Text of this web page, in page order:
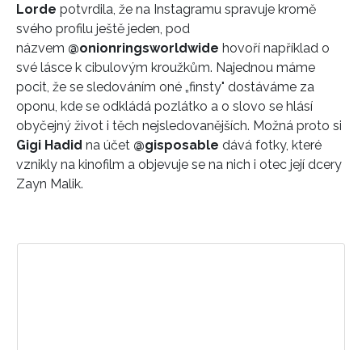
Lorde potvrdila, že na Instagramu spravuje kromě
svého profilu ještě jeden, pod
názvem @onionringsworldwide hovoří například o
své lásce k cibulovým kroužkům. Najednou máme
pocit, že se sledováním oné „finsty" dostáváme za
oponu, kde se odkládá pozlátko a o slovo se hlásí
obyčejný život i těch nejsledovanějších. Možná proto si
Gigi Hadid na účet @gisposable dává fotky, které
vznikly na kinofilm a objevuje se na nich i otec její dcery
Zayn Malik.